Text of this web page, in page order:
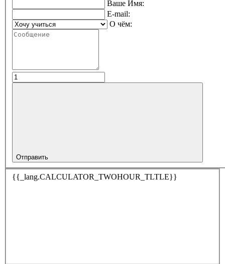
Ваше Имя:
E-mail:
О чём:
Отправить
{{_lang.CALCULATOR_TWOHOUR_TLTLE}}